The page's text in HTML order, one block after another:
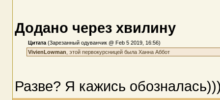
Додано через хвилину
Цитата (3арезанный одуванчик @ Feb 5 2019, 16:56)
VivienLowman , этой первокурсницей была Ханна Аббот
Разве? Я кажись